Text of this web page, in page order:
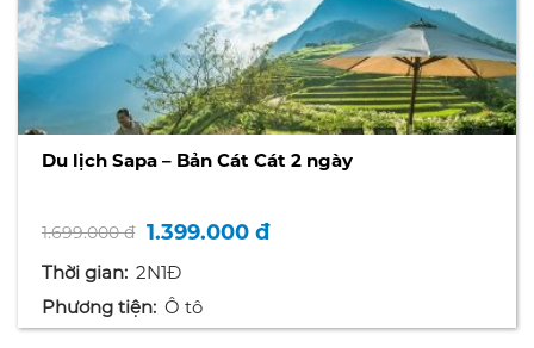
Du lịch Sapa – Bản Cát Cát 2 ngày
1.699.000 đ 1.399.000 đ
Thời gian: 2N1Đ
Phương tiện: Ô tô